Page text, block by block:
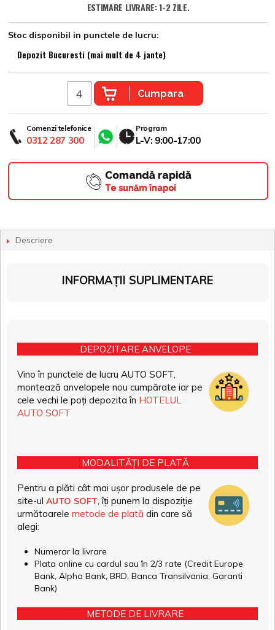
ESTIMARE LIVRARE: 1-2 ZILE.
Stoc disponibil in punctele de lucru:
Depozit Bucuresti (mai mult de 4 jante)
Cumpara
Comenzi telefonice
0312 287 300
Program
L-V: 9:00-17:00
Comandă rapidă
Te sunăm înapoi
Descriere
INFORMAȚII SUPLIMENTARE
DEPOZITARE ANVELOPE
Vino în punctele de lucru AUTO SOFT,
montează anvelopele nou cumpărate iar pe
cele vechi le poți depozita în HOTELUL
AUTO SOFT
MODALITĂȚI DE PLATĂ
Pentru a plăti cât mai ușor produsele de pe
site-ul AUTO SOFT, îți punem la dispoziție
următoarele metode de plată din care să
alegi:
Numerar la livrare
Plata online cu cardul sau în 2/3 rate (Credit Europe
Bank, Alpha Bank, BRD, Banca Transilvania, Garanti
Bank)
METODE DE LIVRARE